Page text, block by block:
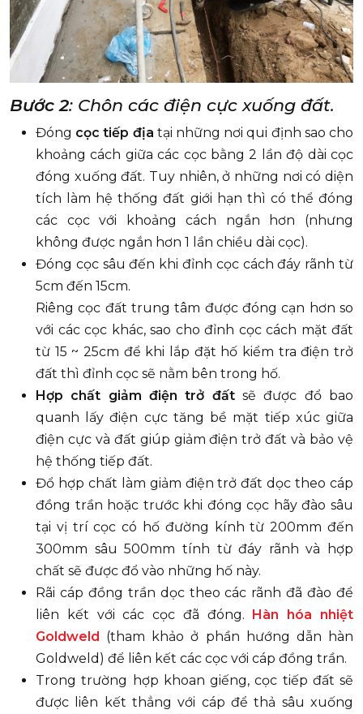
Bước 2: Chôn các điện cực xuống đất.
Đóng cọc tiếp địa tại những nơi qui định sao cho
khoảng cách giữa các cọc bằng 2 lần độ dài cọc
đóng xuống đất. Tuy nhiên, ở những nơi có diện
tích làm hệ thống đất giới hạn thì có thể đóng
các cọc với khoảng cách ngắn hơn (nhưng
không được ngắn hơn 1 lần chiều dài cọc).
Đóng cọc sâu đến khi đỉnh cọc cách đáy rãnh từ
5cm đến 15cm.
Riêng cọc đất trung tâm được đóng cạn hơn so
với các cọc khác, sao cho đỉnh cọc cách mặt đất
từ 15 ~ 25cm để khi lắp đặt hố kiểm tra điện trở
đất thì đỉnh cọc sẽ nằm bên trong hố.
Hợp chất giảm điện trở đấtsẽ được đổ bao
quanh lấy điện cực tăng bề mặt tiếp xúc giữa
điện cực và đất giúp giảm điện trở đất và bảo vệ
hệ thống tiếp đất.
Đổ hợp chất làm giảm điện trở đất dọc theo cáp
đồng trần hoặc trước khi đóng cọc hãy đào sâu
tại vị trí cọc có hố đường kính từ 200mm đến
300mm sâu 500mm tính từ đáy rãnh và hợp
chất sẽ được đổ vào những hố này.
Rãi cáp đồng trần dọc theo các rãnh đã đào để
liên kết với các cọc đã đóng.
Hàn hóa nhiệt
Goldweld
(tham khảo ở phần hướng dẫn hàn
Goldweld) để liên kết các cọc với cáp đồng trần.
Trong trường hợp khoan giếng, cọc tiếp đất sẽ
được liên kết thẳng với cáp để thả sâu xuống